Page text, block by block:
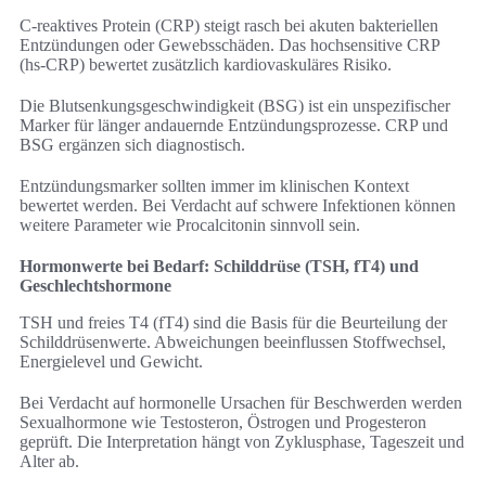
C-reaktives Protein (CRP) steigt rasch bei akuten bakteriellen
Entzündungen oder Gewebsschäden. Das hochsensitive CRP
(hs-CRP) bewertet zusätzlich kardiovaskuläres Risiko.
Die Blutsenkungsgeschwindigkeit (BSG) ist ein unspezifischer
Marker für länger andauernde Entzündungsprozesse. CRP und
BSG ergänzen sich diagnostisch.
Entzündungsmarker sollten immer im klinischen Kontext
bewertet werden. Bei Verdacht auf schwere Infektionen können
weitere Parameter wie Procalcitonin sinnvoll sein.
Hormonwerte bei Bedarf: Schilddrüse (TSH, fT4) und
Geschlechtshormone
TSH und freies T4 (fT4) sind die Basis für die Beurteilung der
Schilddrüsenwerte. Abweichungen beeinflussen Stoffwechsel,
Energielevel und Gewicht.
Bei Verdacht auf hormonelle Ursachen für Beschwerden werden
Sexualhormone wie Testosteron, Östrogen und Progesteron
geprüft. Die Interpretation hängt von Zyklusphase, Tageszeit und
Alter ab.